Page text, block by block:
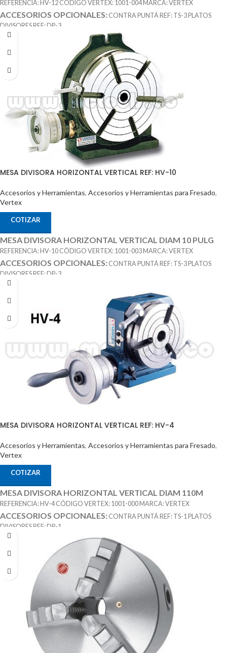
REFERENCIA: HV-12 CÓDIGO VERTEX: 1001-004 MARCA: VERTEX
ACCESORIOS OPCIONALES: CONTRA PUNTÁ REF: TS-3 PLATOS
DIVISORES REF: DP-3
MESA DIVISORA HORIZONTAL VERTICAL REF: HV-10
Accesorios y Herramientas, Accesorios y Herramientas para Fresado,
Vertex
COTIZAR
MESA DIVISORA HORIZONTAL VERTICAL DIAM 10 PULG
REFERENCIA: HV-10 CÓDIGO VERTEX: 1001-003 MARCA: VERTEX
ACCESORIOS OPCIONALES: CONTRA PUNTÁ REF: TS-3 PLATOS
DIVISORES REF: DP-3
MESA DIVISORA HORIZONTAL VERTICAL REF: HV-4
Accesorios y Herramientas, Accesorios y Herramientas para Fresado,
Vertex
COTIZAR
MESA DIVISORA HORIZONTAL VERTICAL DIAM 110M
REFERENCIA: HV-4 CÓDIGO VERTEX: 1001-000 MARCA: VERTEX
ACCESORIOS OPCIONALES: CONTRA PUNTÁ REF: TS-1 PLATOS
DIVISORES REF: DP-1